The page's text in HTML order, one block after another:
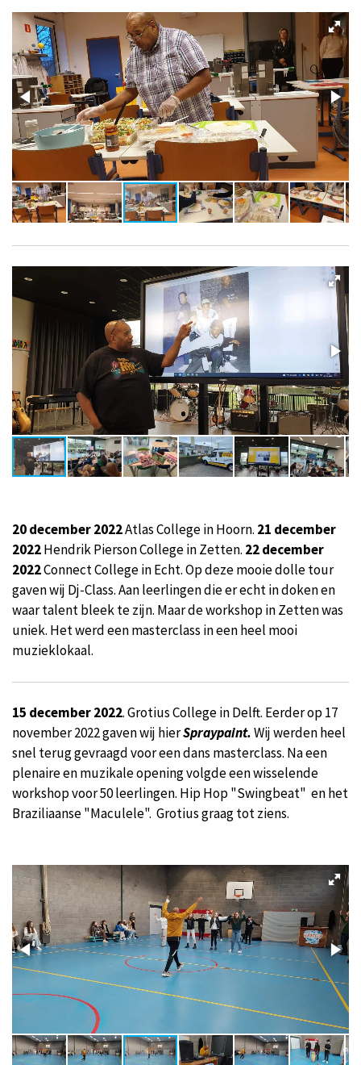
20 december 2022Atlas College in Hoorn. 21 december
2022Hendrik Pierson College in Zetten. 22 december
2022Connect College in Echt. Op deze mooie dolle tour
gaven wij Dj-Class. Aan leerlingen die er echt in doken en
waar talent bleek te zijn. Maar de workshop in Zetten was
uniek. Het werd een masterclass in een heel mooi
muzieklokaal.
15 december 2022. Grotius College in Delft. Eerder op 17
november 2022 gaven wij hierSpraypaint.Wij werden heel
snel terug gevraagd voor een dans masterclass. Na een
plenaire en muzikale opening volgde een wisselende
workshop voor 50 leerlingen. Hip Hop "Swingbeat" en het
Braziliaanse "Maculele". Grotius graag tot ziens.